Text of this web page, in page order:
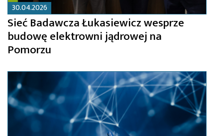
30.04.2026
Sieć Badawcza Łukasiewicz wesprze
budowę elektrowni jądrowej na
Pomorzu